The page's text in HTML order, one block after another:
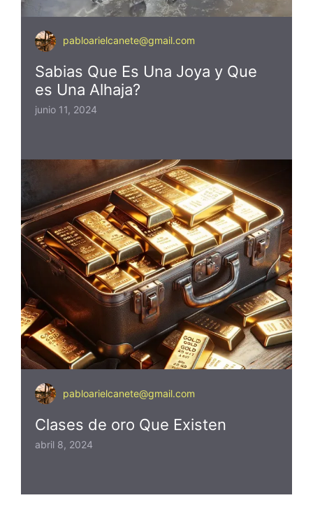
pabloarielcanete@gmail.com
Sabias Que Es Una Joya y Que
es Una Alhaja?
junio 11, 2024
pabloarielcanete@gmail.com
Clases de oro Que Existen
abril 8, 2024